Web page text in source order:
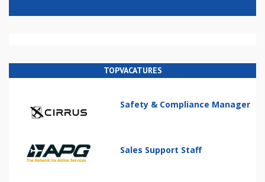
TOPVACATURES
Safety & Compliance Manager
Sales Support Staff